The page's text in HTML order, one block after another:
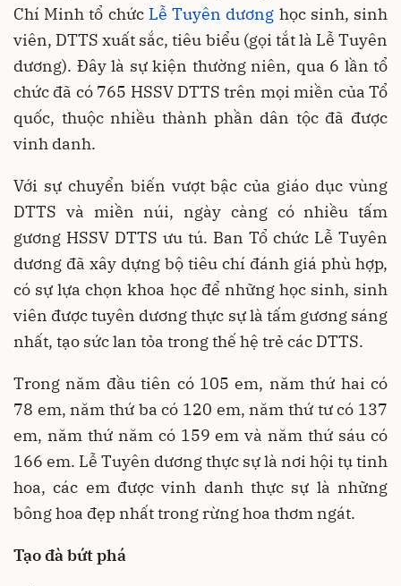
Chí Minh tổ chức Lễ Tuyên dương học sinh, sinh
viên, DTTS xuất sắc, tiêu biểu (gọi tắt là Lễ Tuyên
dương). Đây là sự kiện thường niên, qua 6 lần tổ
chức đã có 765 HSSV DTTS trên mọi miền của Tổ
quốc, thuộc nhiều thành phần dân tộc đã được
vinh danh.
Với sự chuyển biến vượt bậc của giáo dục vùng
DTTS và miền núi, ngày càng có nhiều tấm
gương HSSV DTTS ưu tú. Ban Tổ chức Lễ Tuyên
dương đã xây dựng bộ tiêu chí đánh giá phù hợp,
có sự lựa chọn khoa học để những học sinh, sinh
viên được tuyên dương thực sự là tấm gương sáng
nhất, tạo sức lan tỏa trong thế hệ trẻ các DTTS.
Trong năm đầu tiên có 105 em, năm thứ hai có
78 em, năm thứ ba có 120 em, năm thứ tư có 137
em, năm thứ năm có 159 em và năm thứ sáu có
166 em. Lễ Tuyên dương thực sự là nơi hội tụ tinh
hoa, các em được vinh danh thực sự là những
bông hoa đẹp nhất trong rừng hoa thơm ngát.
Tạo đà bứt phá